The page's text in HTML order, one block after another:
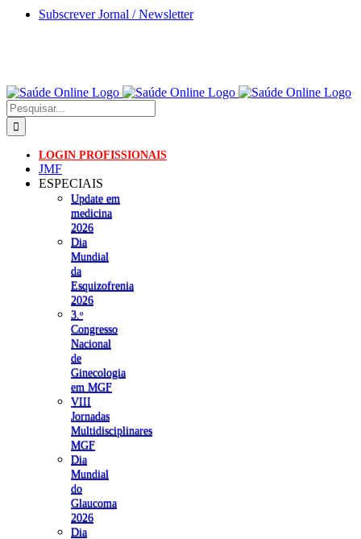
Skip
Subscrever Jornal / Newsletter
Pesquisar
LOGIN PROFISSIONAIS
JMF
ESPECIAIS
Update em
medicina
2026
Dia
Mundial
da
Esquizofrenia
2026
3.ᵒ
Congresso
Nacional
de
Ginecologia
em MGF
VIII
Jornadas
Multidisciplinares
MGF
Dia
Mundial
do
Glaucoma
2026
Dia